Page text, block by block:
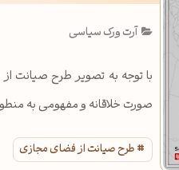
آرت ورک سیاسی
با توجه به تصویر طرح صیانت
صورت خلاقانه و مفهومی به
طرح صیانت از فضای مجازی